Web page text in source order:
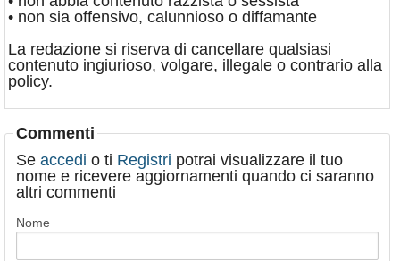
• non sia offensivo, calunnioso o diffamante
La redazione si riserva di cancellare qualsiasi
contenuto ingiurioso, volgare, illegale o contrario alla
policy.
Commenti
Se accedi o ti Registri potrai visualizzare il tuo
nome e ricevere aggiornamenti quando ci saranno
altri commenti
Nome